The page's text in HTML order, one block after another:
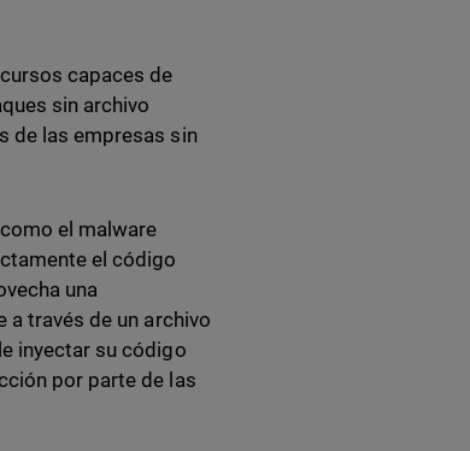
capaces de
sin archivo
de las empresas sin
el malware
el código
una
a través de un archivo
inyectar su código
por parte de las